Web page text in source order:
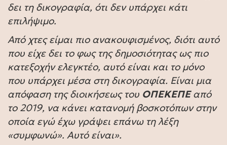
δει τη δικογραφία, ότι δεν υπάρχει κάτι
επιλήψιμο.
Από χτες είμαι πιο ανακουφισμένος, διότι αυτό
που είχε δει το φως της δημοσιότητας ως πιο
κατεξοχήν ελεγκτέο, αυτό είναι και το μόνο
που υπάρχει μέσα στη δικογραφία. Είναι μια
απόφαση της διοικήσεως του ΟΠΕΚΕΠΕαπό
το 2019, να κάνει κατανομή βοσκοτόπων στην
οποία εγώ έχω γράψει επάνω τη λέξη
«συμφωνώ». Αυτό είναι».